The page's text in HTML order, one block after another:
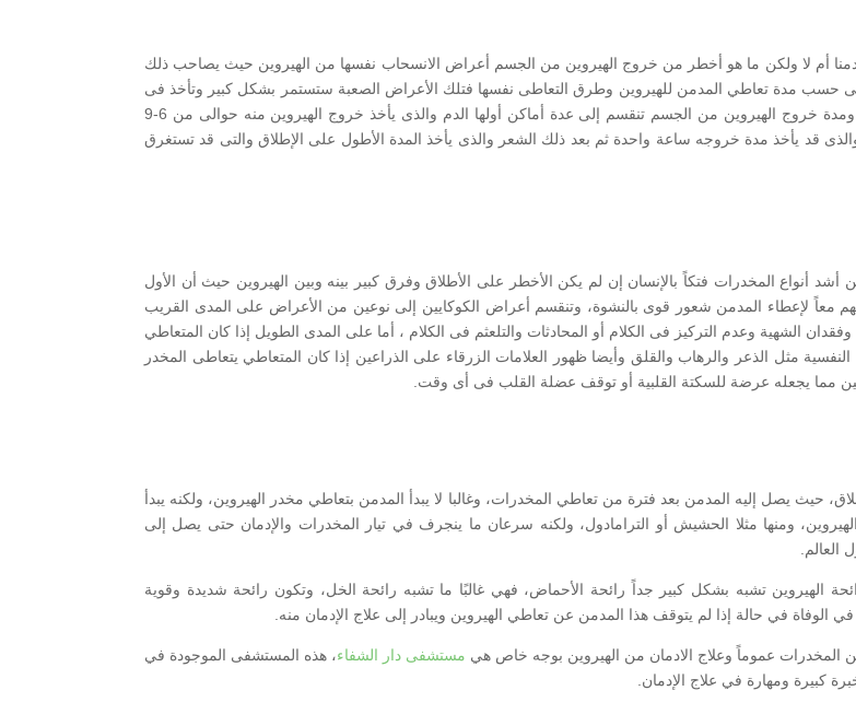
لا ولكن ما هو أخطر من خروج الهيروين من الجسم أعراض الانسحاب نفسها من الهيروين حيث يصاحب ذلك
مدة تعاطي المدمن للهيروين وطرق التعاطى نفسها فتلك الأعراض الصعبة ستستمر بشكل كبير وتأخذ فى
الهدوء حتى تنتهى تماماً والتى قد تبلغ من سنة ونصف حتى سنتين كاملتين ومدة خروج الهيروين من الجسم تنقسم إلى عدة أماكن أولها الدم والذى يأخذ خروج الهيروين منه حوالى من 6-9
قد يأخذ مدة خروجه ساعة واحدة ثم بعد ذلك الشعر والذى يأخذ المدة الأطول على الإطلاق والتى قد تستغرق
أنواع المخدرات فتكاً بالإنسان إن لم يكن الأخطر على الأطلاق وفرق كبير بينه وبين الهيروين حيث أن الأول
لإعطاء المدمن شعور قوى بالنشوة، وتنقسم أعراض الكوكايين إلى نوعين من الأعراض على المدى القريب
الشهية وعدم التركيز فى الكلام أو المحادثات والتلعثم فى الكلام ، أما على المدى الطويل إذا كان المتعاطي
مثل الذعر والرهاب والقلق وأيضا ظهور العلامات الزرقاء على الذراعين إذا كان المتعاطي يتعاطى المخدر
مما يجعله عرضة للسكتة القلبية أو توقف عضلة القلب فى أى وقت.
حيث يصل إليه المدمن بعد فترة من تعاطي المخدرات، وغالبا لا يبدأ المدمن بتعاطي مخدر الهيروين، ولكنه يبدأ
ومنها مثلا الحشيش أو الترامادول، ولكنه سرعان ما ينجرف في تيار المخدرات والإدمان حتى يصل إلى
العالم.
الهيروين تشبه بشكل كبير جداً رائحة الأحماض، فهي غالبًا ما تشبه رائحة الخل، وتكون رائحة شديدة وقوية
الوفاة في حالة إذا لم يتوقف هذا المدمن عن تعاطي الهيروين ويبادر إلى علاج الإدمان منه.
المخدرات عموماً وعلاج الادمان من الهيروين بوجه خاص هي مستشفى دار الشفاء، هذه المستشفى الموجودة في
كبيرة ومهارة في علاج الإدمان.